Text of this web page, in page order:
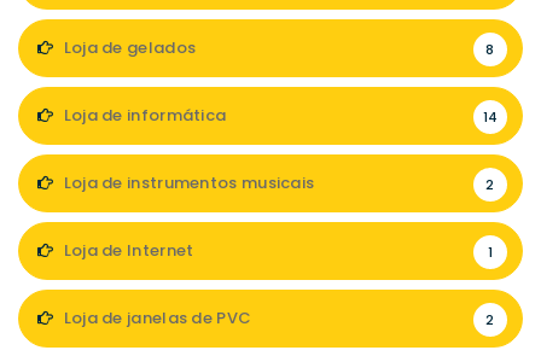
Loja de gelados 8
Loja de informática 14
Loja de instrumentos musicais 2
Loja de Internet 1
Loja de janelas de PVC 2